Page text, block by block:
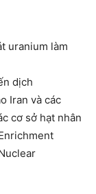
uranium làm
dịch
Iran và các
cơ sở hạt nhân